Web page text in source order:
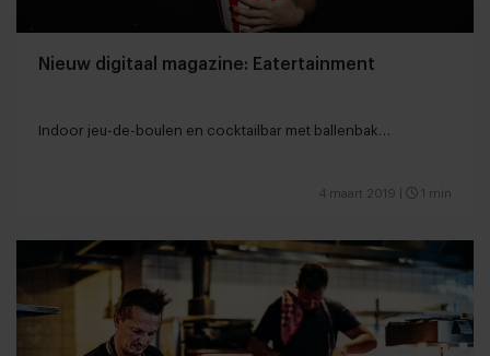
Nieuw digitaal magazine: Eatertainment
Indoor jeu-de-boulen en cocktailbar met ballenbak…
4 maart 2019 1 min